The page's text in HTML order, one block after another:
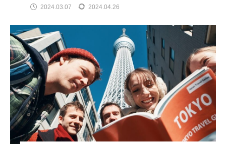
2024.03.07 2024.04.26